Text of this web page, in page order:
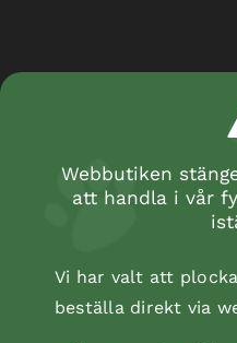
Webbutiken
att handla i vår
Vi har valt att
beställa direkt via